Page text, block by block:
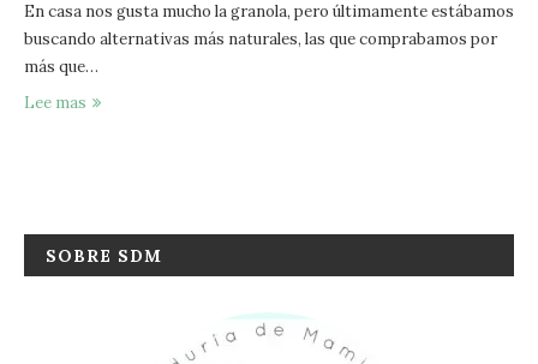
En casa nos gusta mucho la granola, pero últimamente estábamos
buscando alternativas más naturales, las que comprabamos por
más que…
Lee mas
SOBRE SDM